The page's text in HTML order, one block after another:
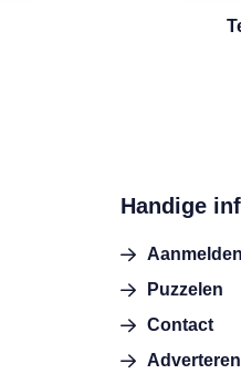
Handige
Puzzelen
Contact
Adverteren